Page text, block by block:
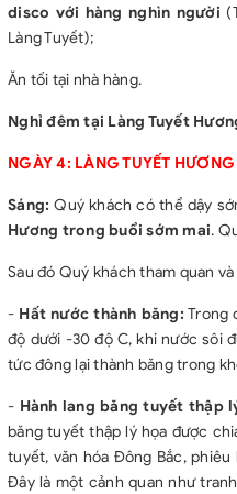
disco với hàng nghìn người
Làng Tuyết);
Ăn tối tại nhà hàng.
Nghỉ đêm tại Làng Tuyết
NGÀY 4: LÀNG TUYẾT
Sáng: Quý khách có thể dậy
Hương trong buổi sớm mai.
Sau đó Quý khách tham quan
- Hất nước thành băng: Trong
độ dưới -30 độ C, khi nước sôi
tức đông lại thành băng trong
- Hành lang băng tuyết thập
băng tuyết thập lý họa được
tuyết, văn hóa Đông Bắc,
Đây là một cảnh quan như